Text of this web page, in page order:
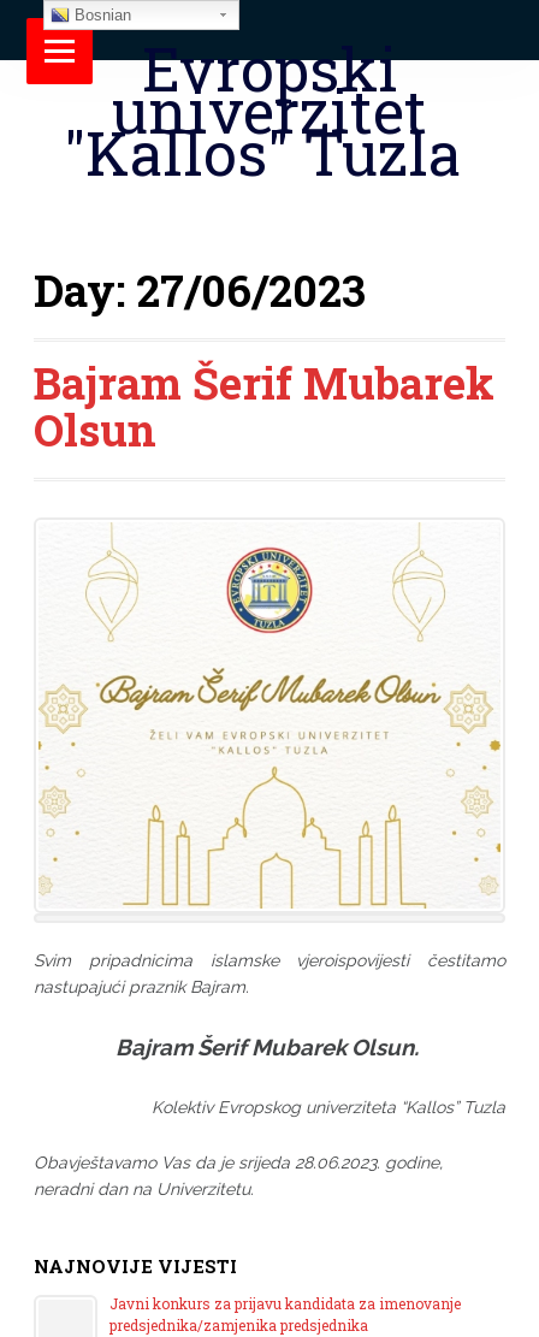
Evropski
univerzitet
"Kallos" Tuzla
Day: 27/06/2023
Bajram Šerif Mubarek
Olsun
Svim pripadnicima islamske vjeroispovijesti čestitamo
nastupajući praznik Bajram.
Bajram Šerif Mubarek Olsun.
Kolektiv Evropskog univerziteta “Kallos” Tuzla
Obavještavamo Vas da je srijeda 28.06.2023. godine,
neradni dan na Univerzitetu.
NAJNOVIJE VIJESTI
Javni konkurs za prijavu kandidata za imenovanje
predsjednika/zamjenika predsjednika
Bosnian